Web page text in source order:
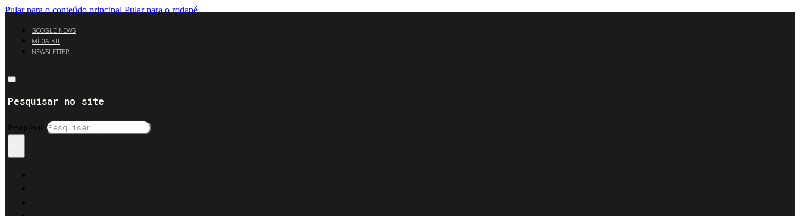
Pular para o conteúdo principal Pular para o rodapé
GOOGLE NEWS
MÍDIA KIT
NEWSLETTER
Pesquisar no site
Pesquisar